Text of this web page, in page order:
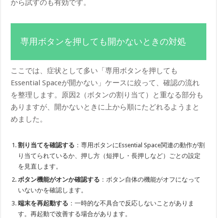
から試すのも有効です。
専用ボタンを押しても開かないときの対処
ここでは、症状として多い「専用ボタンを押しても
Essential Spaceが開かない」ケースに絞って、確認の流れ
を整理します。原因2（ボタンの割り当て）と重なる部分も
ありますが、開かないときに上から順にたどれるようまと
めました。
割り当てを確認する ：専用ボタンにEssential Space関連の動作が割
り当てられているか、押し方（短押し・長押しなど）ごとの設定
を見直します。
ボタン機能がオンか確認する ：ボタン自体の機能がオフになって
いないかを確認します。
端末を再起動する ：一時的な不具合で反応しないことがありま
す。再起動で改善する場合があります。